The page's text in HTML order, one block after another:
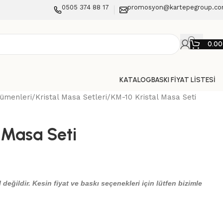
0505 374 88 17
KATALOGBASKI FİYAT LİSTESİ
Kristal Masa Setleri KM-10 Kristal Masa Seti
Seti
değildir. Kesin fiyat ve baskı seçenekleri için lütfen bizimle